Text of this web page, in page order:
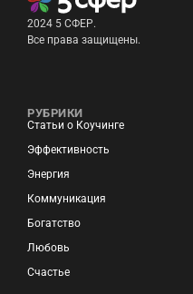
2024 5 СФЕР.
Все права защищены.
РУБРИКИ
Статьи о Коучинге
Эффективность
Энергия
Коммуникация
Богатство
Любовь
Счастье